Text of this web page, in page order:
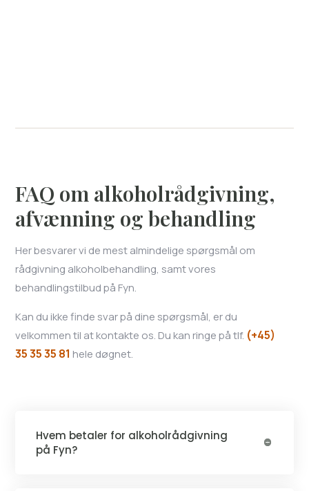
FAQ om alkoholrådgivning,
afvænning og behandling
Her besvarer vi de mest almindelige spørgsmål om
rådgivning alkoholbehandling, samt vores
behandlingstilbud på Fyn.
Kan du ikke finde svar på dine spørgsmål, er du
velkommen til at kontakte os. Du kan ringe på tlf. (+45)
35 35 35 81 hele døgnet.
Hvem betaler for alkoholrådgivning
på Fyn?